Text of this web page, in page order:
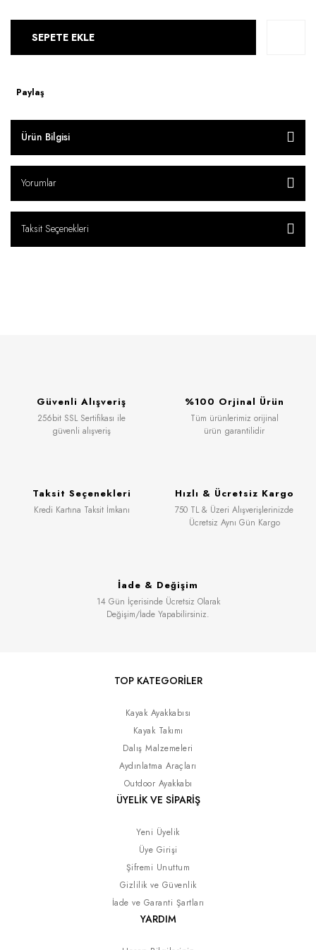
SEPETE EKLE
Paylaş
Ürün Bilgisi
Yorumlar
Taksit Seçenekleri
Güvenli Alışveriş
256bit SSL Sertifikası ile
güvenli alışveriş
%100 Orjinal Ürün
Tüm ürünlerimiz orijinal
ürün garantilidir
Taksit Seçenekleri
Kredi Kartına Taksit İmkanı
Hızlı & Ücretsiz Kargo
750 TL & Üzeri Alışverişlerinizde
Ücretsiz Aynı Gün Kargo
İade & Değişim
14 Gün İçerisinde Ücretsiz Olarak
Değişim/İade Yapabilirsiniz.
TOP KATEGORİLER
Kayak Ayakkabısı
Kayak Takımı
Dalış Malzemeleri
Aydınlatma Araçları
Outdoor Ayakkabı
ÜYELİK VE SİPARİŞ
Yeni Üyelik
Üye Girişi
Şifremi Unuttum
Gizlilik ve Güvenlik
İade ve Garanti Şartları
YARDIM